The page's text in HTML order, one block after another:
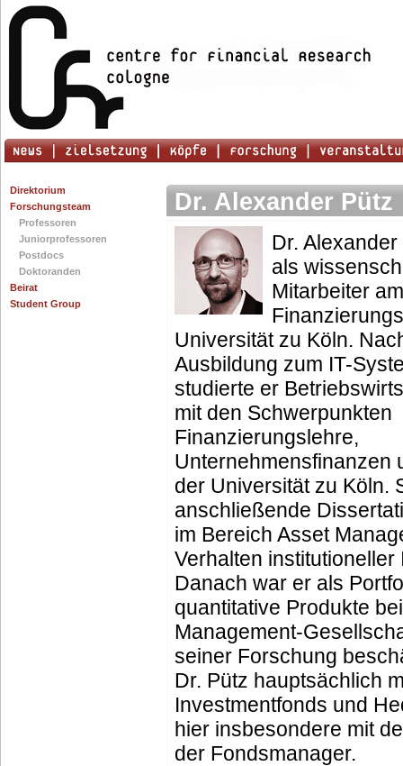
Direktorium
Forschungsteam
Professoren
Juniorprofessoren
Postdocs
Doktoranden
Beirat
Student Group
Dr. Alexander Pütz
Dr.
als
Mitarbeiter
Universität zu Köln.
Ausbildung zum IT-
studierte er
mit den Schwerpunkten
Finanzierungslehre,
Unternehmensfinanzen
der Universität zu Köln.
anschließende
im Bereich Asset
Verhalten institutioneller
Danach war er als
quantitative Produkte
Management-
seiner Forschung
Dr. Pütz hauptsächlich
Investmentfonds und
hier insbesondere mit
der Fondsmanager.